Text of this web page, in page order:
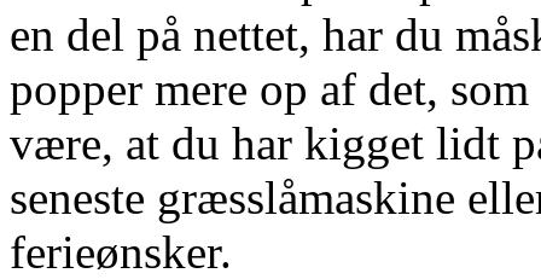
en del på nettet, har du
popper mere op af det,
være, at du har kigget lidt
seneste græsslåmaskine
ferieønsker.